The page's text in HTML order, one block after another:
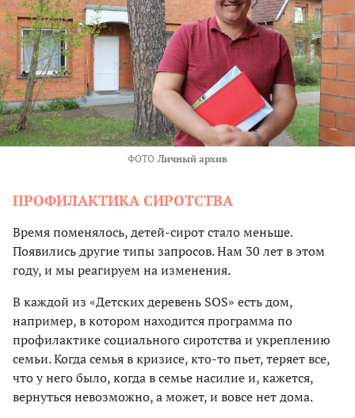
ФОТО Личный архив
ПРОФИЛАКТИКА СИРОТСТВА
Время поменялось, детей-сирот стало меньше.
Появились другие типы запросов. Нам 30 лет в этом
году, и мы реагируем на изменения.
В каждой из «Детских деревень SOS» есть дом,
например, в котором находится программа по
профилактике социального сиротства и укреплению
семьи. Когда семья в кризисе, кто-то пьет, теряет все,
что у него было, когда в семье насилие и, кажется,
вернуться невозможно, а может, и вовсе нет дома.